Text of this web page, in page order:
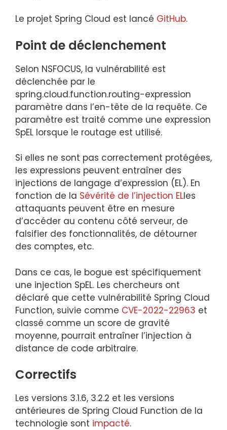
Le projet Spring Cloud est lancé GitHub.
Point de déclenchement
Selon NSFOCUS, la vulnérabilité est
déclenchée par le
spring.cloud.function.routing-expression
paramètre dans l’en-tête de la requête. Ce
paramètre est traité comme une expression
SpEL lorsque le routage est utilisé.
Si elles ne sont pas correctement protégées,
les expressions peuvent entraîner des
injections de langage d’expression (EL). En
fonction de la Sévérité de l’injection ELles
attaquants peuvent être en mesure
d’accéder au contenu côté serveur, de
falsifier des fonctionnalités, de détourner
des comptes, etc.
Dans ce cas, le bogue est spécifiquement
une injection SpEL. Les chercheurs ont
déclaré que cette vulnérabilité Spring Cloud
Function, suivie comme CVE-2022-22963 et
classé comme un score de gravité
moyenne, pourrait entraîner l’injection à
distance de code arbitraire.
Correctifs
Les versions 3.1.6, 3.2.2 et les versions
antérieures de Spring Cloud Function de la
technologie sont impacté.